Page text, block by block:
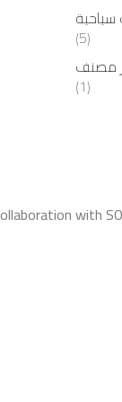
(5)
مصنف
(1)
with